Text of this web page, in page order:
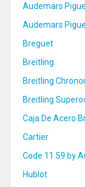
Audemars
Audemars
Breguet
Breitling
Breitling
Breitling
Caja De Acero
Cartier
Code 11.59 by
Hublot